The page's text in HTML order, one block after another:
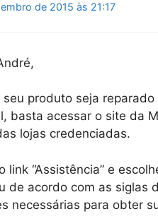
de 2015 às 21:17
seu produto seja
basta acessar o site da
lojas credenciadas.
link “Assistência” e
de acordo com as siglas
necessárias para obter